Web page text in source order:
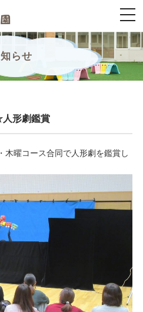
らせ
形劇鑑賞
木曜コース合同で人形劇を鑑賞し